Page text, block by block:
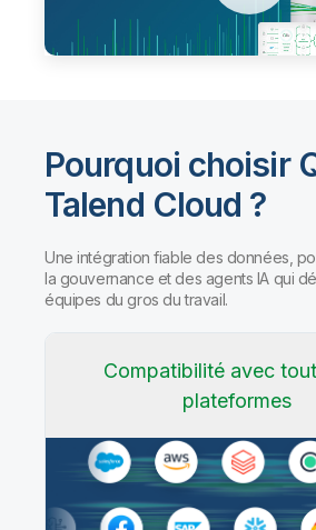
Pourquoi choisir
Talend Cloud ?
Une intégration fiable des données,
la gouvernance et des agents IA qui
équipes du gros du travail.
Compatibilité avec
plateformes